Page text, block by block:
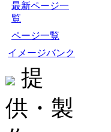
最新ページ一
覧
ページ一覧
イメージバンク
提
供・製